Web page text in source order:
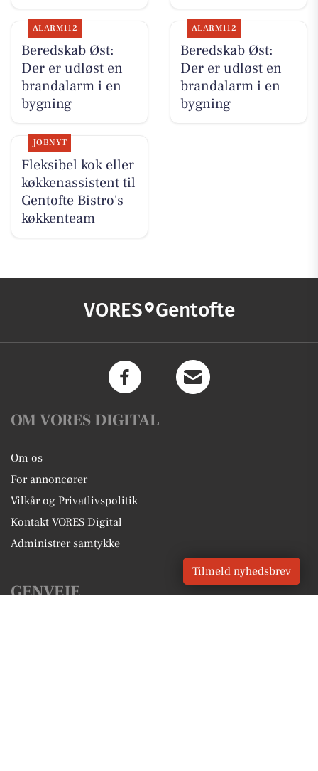
ALARM112
Beredskab Øst:
Der er udløst en
brandalarm i en
bygning
ALARM112
Beredskab Øst:
Der er udløst en
brandalarm i en
bygning
JOBNYT
Fleksibel kok eller
køkkenassistent til
Gentofte Bistro's
køkkenteam
VORES Gentofte
OM VORES DIGITAL
Om os
For annoncører
Vilkår og Privatlivspolitik
Kontakt VORES Digital
Administrer samtykke
GENVEJE
Tilmeld nyhedsbrev